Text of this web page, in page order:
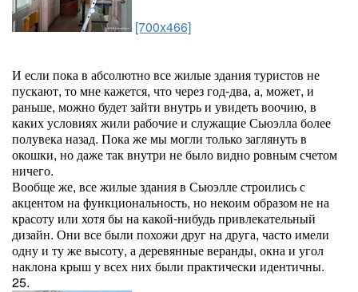
[700x466]
И если пока в абсолютно все жилые здания туристов не
пускают, то мне кажется, что через год-два, а, может, и
раньше, можно будет зайти внутрь и увидеть воочию, в
каких условиях жили рабочие и служащие Сьюэлла более
полувека назад. Пока же мы могли только заглянуть в
окошки, но даже так внутри не было видно ровным счетом
ничего.
Вообще же, все жилые здания в Сьюэлле строились с
акцентом на функциональность, но некоим образом не на
красоту или хотя бы на какой-нибудь привлекательный
дизайн. Они все были похожи друг на друга, часто имели
одну и ту же высоту, а деревянные веранды, окна и угол
наклона крыш у всех них были практически идентичны.
25.